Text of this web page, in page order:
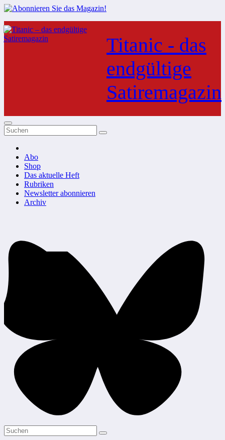
Zum
Inhalt
springen
Titanic - das
endgültige
Satiremagazin
Abo
Shop
Das aktuelle Heft
Rubriken
Newsletter abonnieren
Archiv